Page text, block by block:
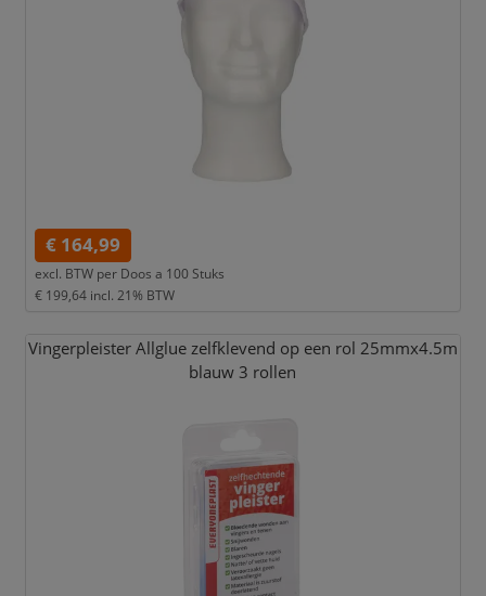
€ 164,99
excl. BTW per Doos a 100 Stuks
€ 199,64 incl. 21% BTW
Vingerpleister Allglue zelfklevend op een rol 25mmx4.5m
blauw 3 rollen